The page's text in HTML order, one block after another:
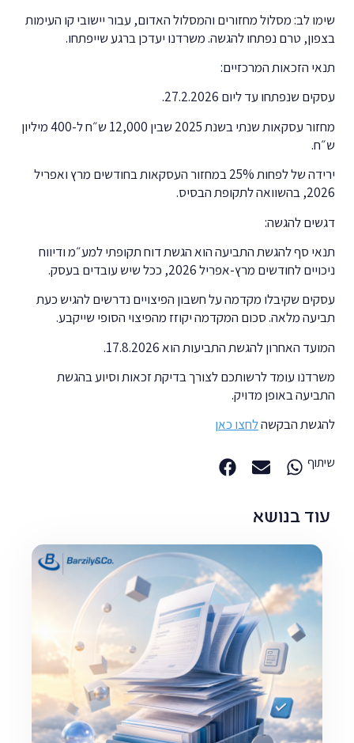
שיתוף
שימו לב: מסלול מחזורים והמסלול האדום, עבור יישובי קו העימות
בצפון, טרם נפתחו להגשה. משרדנו יעדכן ברגע שייפתחו.
תנאי הזכאות המרכזיים:
עסקים שנפתחו עד ליום 27.2.2026.
מחזור עסקאות שנתי בשנת 2025 שבין 12,000 ש״ח ל-400 מיליון
ש״ח.
ירידה של לפחות 25% במחזור העסקאות בחודשים מרץ ואפריל
2026, בהשוואה לתקופת הבסיס.
דגשים להגשה:
תנאי סף להגשת התביעה הוא הגשת דוח תקופתי למע״מ ודיווח
ניכויים לחודשים מרץ-אפריל 2026, ככל שיש עובדים בעסק.
עסקים שקיבלו מקדמה על חשבון הפיצויים נדרשים להגיש כעת
תביעה מלאה. סכום המקדמה יקוזז מהפיצוי הסופי שייקבע.
המועד האחרון להגשת התביעות הוא 17.8.2026.
משרדנו עומד לרשותכם לצורך בדיקת זכאות וסיוע בהגשת
התביעה באופן מדויק.
להגשת הבקשהלחצו כאן
עוד בנושא